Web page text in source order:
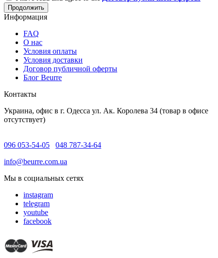
Продолжить
Информация
FAQ
O нас
Условия оплаты
Условия доставки
Договор публичной оферты
Блог Beurre
Контакты
Украина, офис в г. Одесса ул. Ак. Королева 34 (товар в офисе
отсутствует)
096 053-54-05
048 787-34-64
info@beurre.com.ua
Мы в социальных сетях
instagram
telegram
youtube
facebook